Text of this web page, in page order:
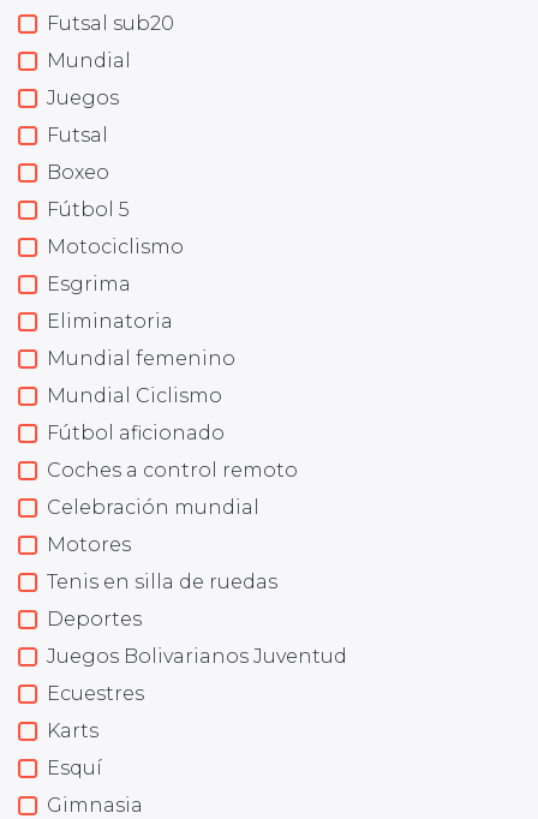
Futsal sub20
Mundial
Juegos
Futsal
Boxeo
Fútbol 5
Motociclismo
Esgrima
Eliminatoria
Mundial femenino
Mundial Ciclismo
Fútbol aficionado
Coches a control remoto
Celebración mundial
Motores
Tenis en silla de ruedas
Deportes
Juegos Bolivarianos Juventud
Ecuestres
Karts
Esquí
Gimnasia